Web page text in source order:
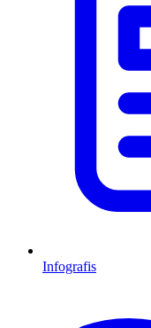
Infografis